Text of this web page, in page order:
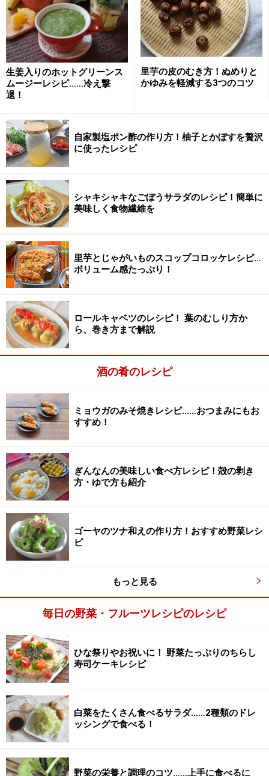
2
オクラをゆでる
オクラのヘタを切り落とし、沸騰した湯で2～3分、ちょ
っと固めにゆでます。ゆでたオクラはザルにあけて、冷
まします。
冷水などで冷ますと、水っぽくなってしまうのでしない
3
生ハムを巻く
オクラを生ハムで巻き、器に盛り付けたらわさびをのせ
て、できあがりです。
生姜入りのホットグリーンス
ムージーレシピ……冷え撃
退！
里芋の皮のむき方！ぬめりと
かゆみを軽減する3つのコツ
自家製塩ポン酢の作り方！柚子とかぼすを贅沢
に使ったレシピ
シャキシャキなごぼうサラダのレシピ！簡単に
美味しく食物繊維を
里芋とじゃがいものスコップコロッケレシピ…
ボリューム感たっぷり！
ロールキャベツのレシピ！ 葉のむしり方か
ら、巻き方まで解説
酒の肴のレシピ
ミョウガのみそ焼きレシピ……おつまみにもお
すすめ！
ぎんなんの美味しい食べ方レシピ！殻の剥き
方・ゆで方も紹介
ゴーヤのツナ和えの作り方！おすすめ野菜レシ
ピ
もっと見る
毎日の野菜・フルーツレシピのレシピ
ひな祭りやお祝いに！ 野菜たっぷりのちらし
寿司ケーキレシピ
白菜をたくさん食べるサラダ……2種類のドレ
ッシングで食べる！
野菜の栄養と調理のコツ……上手に食べるに